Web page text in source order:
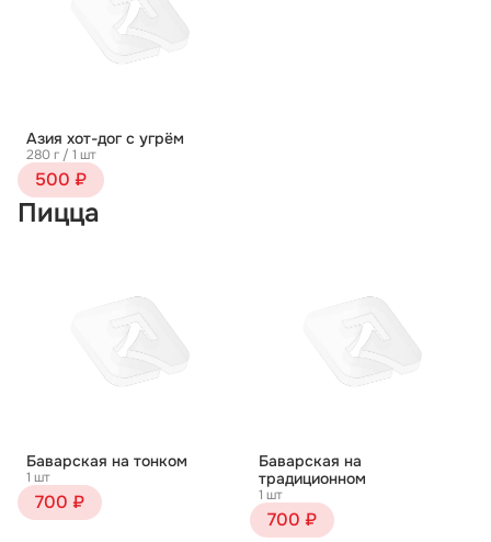
Азия хот-дог с угрём
280 г / 1 шт
500 ₽
Пицца
Баварская на тонком
1 шт
700 ₽
Баварская на
традиционном
1 шт
700 ₽